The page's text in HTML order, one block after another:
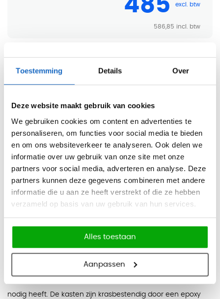
Toestemming Details Over
Deze website maakt gebruik van cookies
We gebruiken cookies om content en advertenties te
personaliseren, om functies voor social media te bieden
en om ons websiteverkeer te analyseren. Ook delen we
informatie over uw gebruik van onze site met onze
partners voor social media, adverteren en analyse. Deze
partners kunnen deze gegevens combineren met andere
informatie die u aan ze heeft verstrekt of die ze hebben
verzameld op basis van uw gebruik van hun services.
Alles toestaan
Aanpassen
586,85
- +
Offerte aanvragen
Gratis levering v.a. €750
Inspirerende showroom in Haarlem
Lockerkast Basic Plus
nodig heeft. De kasten zijn krasbestendig door een epoxy